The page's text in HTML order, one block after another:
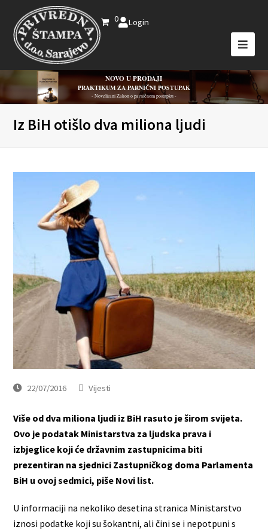
0 Login
NOVO U PRODAJI
PRAKTIKUM ZA PARNIČNI POSTUPAK
- Novelirani Zakon o parničnom postupku -
Iz BiH otišlo dva miliona ljudi
22/07/2016 Vijesti
Više od dva miliona ljudi iz BiH rasuto je širom svijeta.
Ovo je podatak Ministarstva za ljudska prava i
izbjeglice koji će državnim zastupnicima biti
prezentiran na sjednici Zastupničkog doma Parlamenta
BiH u ovoj sedmici, piše Novi list.
U informaciji na nekoliko desetina stranica Ministarstvo
iznosi podatke koji su šokantni, ali čini se i nepotpuni s